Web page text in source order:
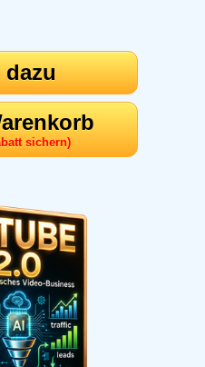
dazu
sichern)